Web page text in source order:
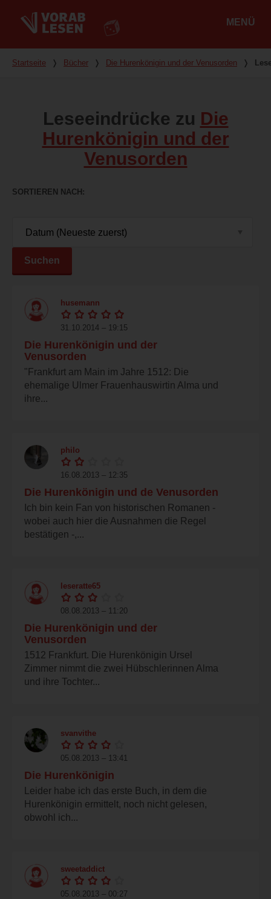
MENÜ
Du bist hier
Startseite ❭ Bücher ❭ Die Hurenkönigin und der Venusorden ❭
Leseeindrücke zu Die
Hurenkönigin und der
Venusorden
SORTIEREN NACH
Suchen
husemann
31.10.2014 – 19:15
Die Hurenkönigin und der
Venusorden
"Frankfurt am Main im Jahre 1512: Die
ehemalige Ulmer Frauenhauswirtin Alma und
ihre...
philo
16.08.2013 – 12:35
Die Hurenkönigin und de Venusorden
Ich bin kein Fan von historischen Romanen -
wobei auch hier die Ausnahmen die Regel
bestätigen -,...
leseratte65
08.08.2013 – 11:20
Die Hurenkönigin und der
Venusorden
1512 Frankfurt. Die Hurenkönigin Ursel
Zimmer nimmt die zwei Hübschlerinnen Alma
und ihre Tochter...
svanvithe
05.08.2013 – 13:41
Die Hurenkönigin
Leider habe ich das erste Buch, in dem die
Hurenkönigin ermittelt, noch nicht gelesen,
obwohl ich...
sweetaddict
05.08.2013 – 00:27